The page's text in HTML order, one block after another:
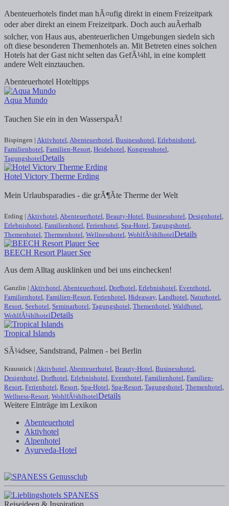
Abenteuerhotels findet man hÃ¤ufig direkt in einem Freizeitpark
oder aber direkt an einem Freizeitpark. Doch auch auÃerhalb
solcher, von Haus aus, abenteuerlichen Umgebungen siedeln sich
oft diese besonderen Themenhotels an. Mit Betreten eines solchen
Hotels hat der Gast nicht selten das GefÃ¼hl, in eine komplett
andere Welt einztauchen.
Abenteuerhotel Hoteltipps
Aqua Mundo
Tauchen Sie ein in den WasserspaÃ!
Bispingen | Aktivhotel Abenteuerhotel Businesshotel Erlebnishotel
Familienhotel Familien-Resort Heidehotel Kongresshotel
TagungshotelDetails
Hotel Victory Therme Erding
Mein Urlaubsparadies - die grÃ¶Ãte Therme der Welt
Erding | Aktivhotel Abenteuerhotel Beauty-Hotel Businesshotel Designhotel
Erlebnishotel Familienhotel Ferienhotel Spa-Hotel Tagungshotel
Themenhotel Thermenhotel Wellnesshotel WohlfÃ¼hlhotelDetails
BEECH Resort Plauer See
Aus dem Alltag ausklinken und bei uns einchecken!
Ganzlin | Aktivhotel Abenteuerhotel Dorfhotel Erlebnishotel Eventhotel
Familienhotel Familien-Resort Ferienhotel Hideaway, Landhotel Naturhotel
Resort Seehotel Seminarhotel Tagungshotel Themenhotel Waldhotel
WohlfÃ¼hlhotelDetails
Tropical Islands
SÃ¼dsee, Sandstrand, Palmen - bei Berlin
Krausnick | Aktivhotel Abenteuerhotel Beauty-Hotel Businesshotel
Designhotel Dorfhotel Erlebnishotel Eventhotel Familienhotel Familien-
Resort Ferienhotel Resort Spa-Hotel Spa-Resort Tagungshotel Themenhotel
Wellness-Resort WohlfÃ¼hlhotelDetails
Weitere Einträge im Lexikon
Abenteuerhotel
Aktivhotel
Alpenhotel
Ayurveda-Hotel
Reiseideen & Inspiration